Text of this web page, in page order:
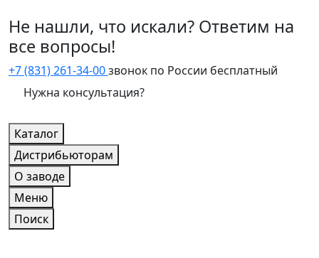
Не нашли, что искали? Ответим на
все вопросы!
+7 (831) 261-34-00звонок по России бесплатный
Нужна консультация?
Каталог
Дистрибьюторам
О заводе
Меню
Поиск